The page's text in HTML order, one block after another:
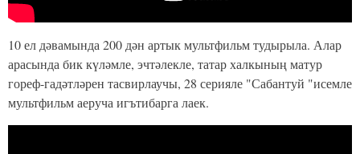
10 ел дәвамында 200 дән артык мультфильм тудырыла. Алар
арасында бик күләмле, эчтәлекле, татар халкының матур
гореф-гадәтләрен тасвирлаучы, 28 серияле "Сабантуй "исемле
мультфильм аеруча игътибарга лаек.